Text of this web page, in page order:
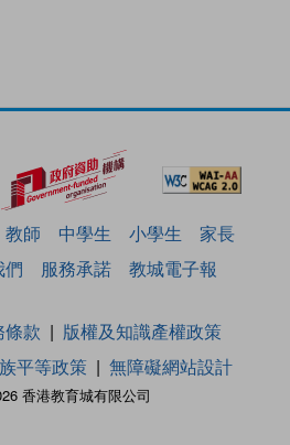
教師 中學生 小學生
家長
們 服務承諾 教城電子報
香港教育城有限公司
條款
版權及知識產權政策
平等政策 無障礙網站設計